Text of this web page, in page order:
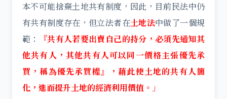
本不可能捨棄土地共有制度，因此，目前民法中仍
有共有制度存在，但立法者在土地法中做了一個規
範：
『共有人若要出賣自己的持分，必須先通知其
他共有人，其他共有人可以同一價格主張優先承
買，稱為優先承買權』
，藉此使土地的共有人簡
化，進而提升土地的經濟利用價值。」